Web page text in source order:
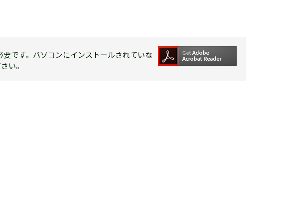
要です。パソコンにインストールされていな
い。